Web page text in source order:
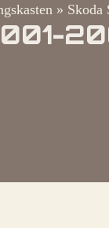
» Skoda